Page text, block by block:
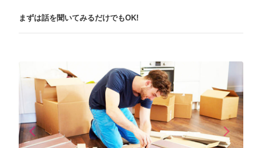
まずは話を聞いてみるだけでもOK!
arrow_back_iosPrevious arrow_forward_iosNext